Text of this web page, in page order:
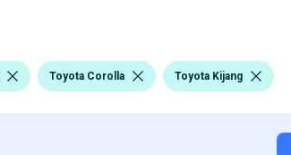
Toyota Corolla Toyota Kijang